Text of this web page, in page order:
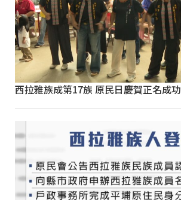
西拉雅族成第17族 原民日慶賀正名成功